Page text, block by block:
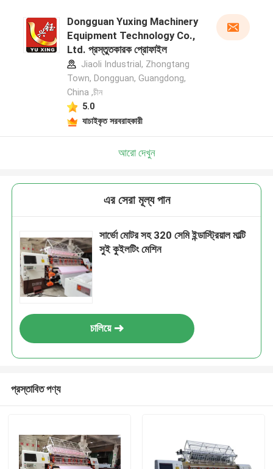
Dongguan Yuxing Machinery
Equipment Technology Co.,
Ltd. প্রস্তুতকারক প্রোফাইল
Jiaoli Industrial, Zhongtang
Town, Dongguan, Guangdong,
China ,চীন
5.0
যাচাইকৃত সরবরাহকারী
আরো দেখুন
এর সেরা মূল্য পান
সার্ভো মোটর সহ 320 সেমি ইন্ডাস্ট্রিয়াল মাল্টি
সুই কুইলটিং মেশিন
চালিয়ে
প্রস্তাবিত পণ্য